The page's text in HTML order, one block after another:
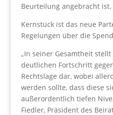
Beurteilung angebracht ist.
Kernstück ist das neue
Regelungen über die
„In seiner Gesamtheit stellt
deutlichen Fortschritt
Rechtslage dar, wobei
werden sollte, dass diese
außerordentlich tiefen
Fiedler, Präsident des